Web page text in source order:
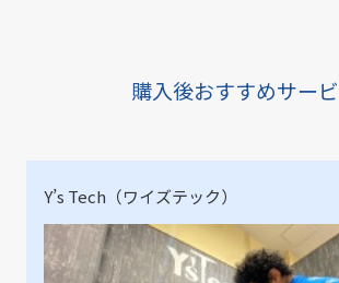
購入後おすすめサー
Y’s Tech（ワイズテック）